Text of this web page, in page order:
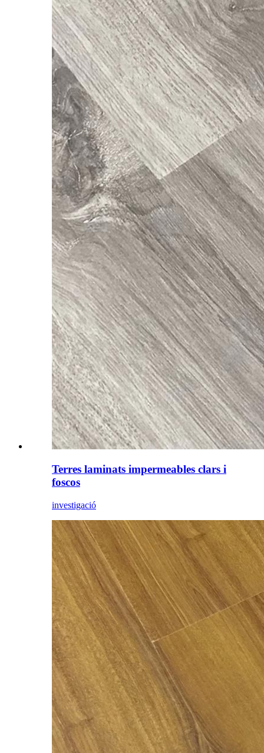
Terres laminats impermeables clars i
foscos
investigació